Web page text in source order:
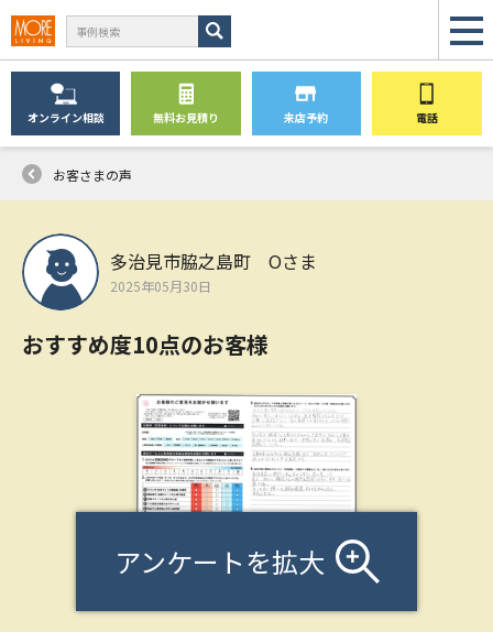
オンライン相談 無料お見積り 来店予約 電話
お客さまの声
多治見市脇之島町 Oさま
2025年05月30日
おすすめ度10点のお客様
アンケートを拡大